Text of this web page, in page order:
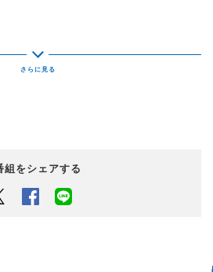
とのわらしべ長者企
4649☑️
組をシェアする
Twitter Facebook